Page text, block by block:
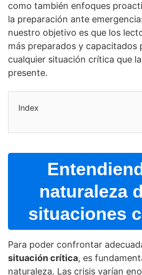
como también enfoques
la preparación ante
nuestro objetivo es que los
más preparados y capacitados
cualquier situación crí­tica que
presente.
Index
naturaleza
situaciones
Para poder confrontar
situación crí­tica, es
naturaleza. Las crisis varí­an